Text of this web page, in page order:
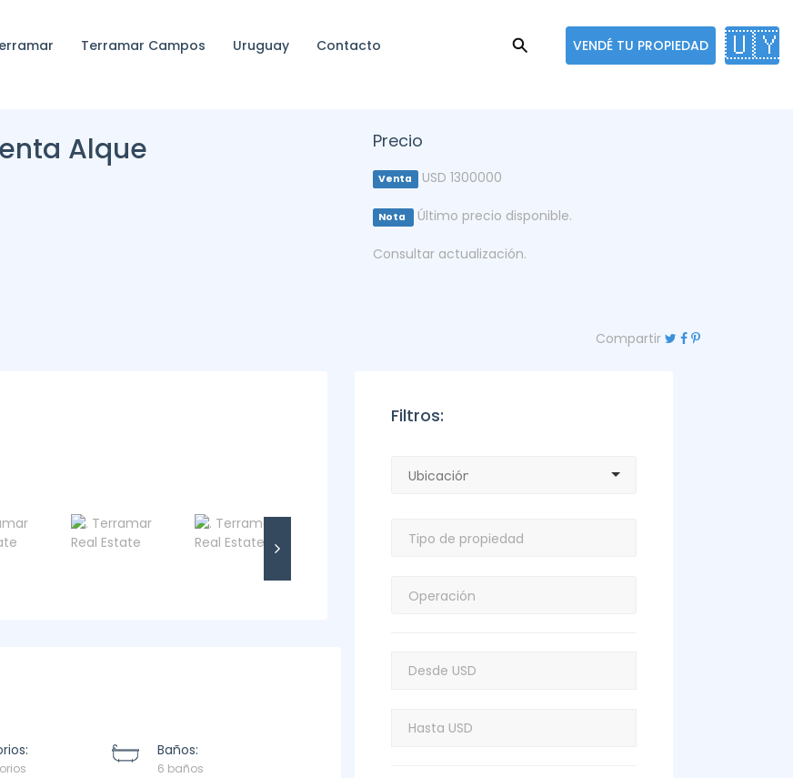
Terramar Campos Uruguay Contacto VENDÉ TU PROPIEDAD 🇺🇾
Alque Precio
Venta USD 1300000
Nota Último precio disponible.
Consultar actualización.
Compartir
Baños:
6 baños
Filtros: